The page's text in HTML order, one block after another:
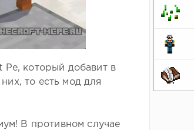
который добавит в
то есть мод для
В противном случае